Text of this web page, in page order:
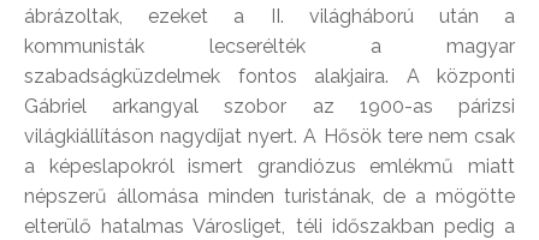
ábrázoltak, ezeket a II. világháború után a
kommunisták lecserélték a magyar
szabadságküzdelmek fontos alakjaira. A központi
Gábriel arkangyal szobor az 1900-as párizsi
világkiállításon nagydíjat nyert. A Hősök tere nem csak
a képeslapokról ismert grandiózus emlékmű miatt
népszerű állomása minden turistának, de a mögötte
elterülő hatalmas Városliget, téli időszakban pedig a